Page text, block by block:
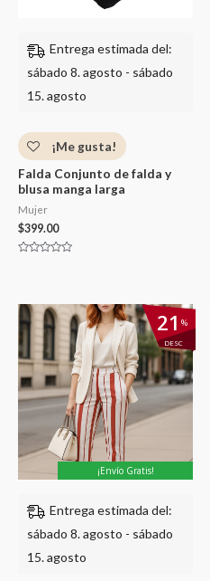
Entrega estimada del:
sábado 8. agosto - sábado
15. agosto
¡Me gusta!
Falda Conjunto de falda y
blusa manga larga
Mujer
$399.00
5
%
DESC
21
¡Envío Gratis!
Entrega estimada del:
sábado 8. agosto - sábado
15. agosto
precio
original
era:
$833.00.
El
precio
actual
es:
$661.00.